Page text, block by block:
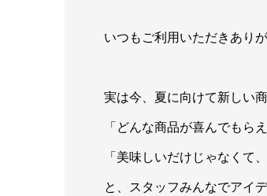
いつもご利用いただきあり
実は今、夏に向けて新しい
「どんな商品が喜んでもら
「美味しいだけじゃなくて
と、スタッフみんなでアイ